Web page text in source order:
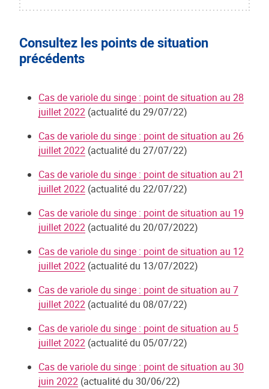
Consultez les points de situation
précédents
Cas de variole du singe : point de situation au 28
juillet 2022 (actualité du 29/07/22)
Cas de variole du singe : point de situation au 26
juillet 2022 (actualité du 27/07/22)
Cas de variole du singe : point de situation au 21
juillet 2022 (actualité du 22/07/22)
Cas de variole du singe : point de situation au 19
juillet 2022 (actualité du 20/07/2022)
Cas de variole du singe : point de situation au 12
juillet 2022 (actualité du 13/07/2022)
Cas de variole du singe : point de situation au 7
juillet 2022 (actualité du 08/07/22)
Cas de variole du singe : point de situation au 5
juillet 2022 (actualité du 05/07/22)
Cas de variole du singe : point de situation au 30
juin 2022 (actualité du 30/06/22)